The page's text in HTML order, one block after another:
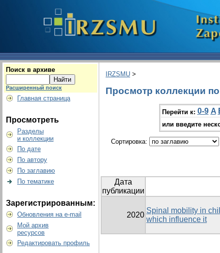
Поиск в архиве
Расширенный поиск
Главная страница
Просмотреть
Разделы
и коллекции
По дате
По автору
По заглавию
По тематике
Зарегистрированным:
Обновления на e-mail
Мой архив
ресурсов
Редактировать профиль
IRZSMU >
Просмотр коллекции
Перейти к: 0-9 A
или введите
Сортировка:
Дата
публикации
2020
Spinal mobility in
which influence it